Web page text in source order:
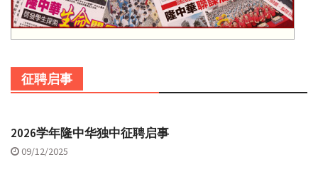
征聘启事
2026学年隆中华独中征聘启事
09/12/2025